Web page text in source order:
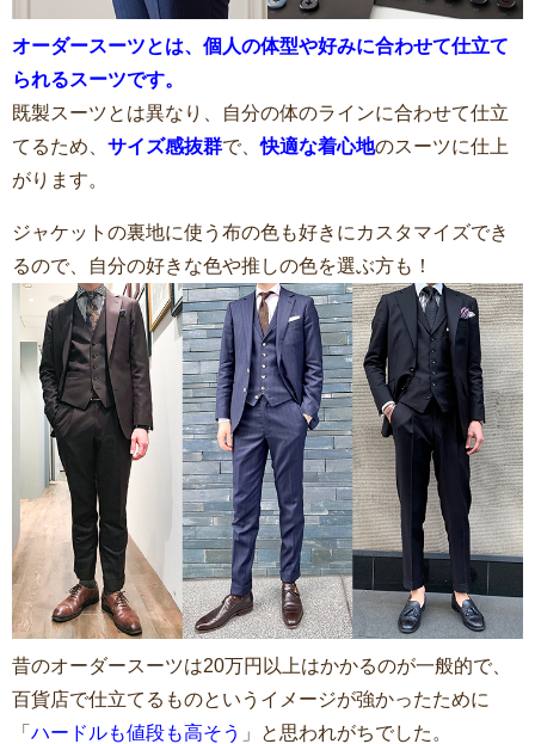
オーダースーツとは、個人の体型や好みに合わせて仕立て
られるスーツです。
既製スーツとは異なり、自分の体のラインに合わせて仕立
てるため、 サイズ感抜群で、快適な着心地のスーツに仕上
がります。
ジャケットの裏地に使う布の色も好きにカスタマイズでき
るので、自分の好きな色や推しの色を選ぶ方も！
昔のオーダースーツは20万円以上はかかるのが一般的で、
百貨店で仕立てるものというイメージが強かったために
「 ハードルも値段も高そう 」と思われがちでした。